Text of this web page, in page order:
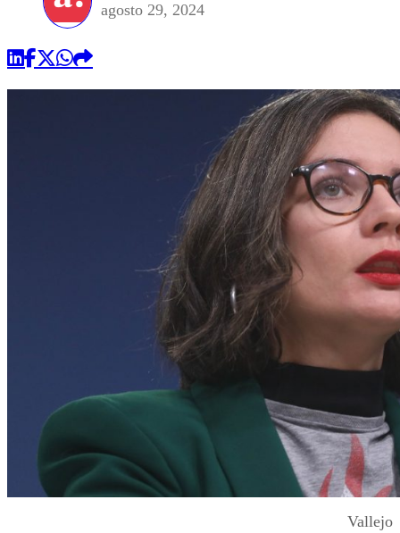
agosto 29, 2024
Vallejo